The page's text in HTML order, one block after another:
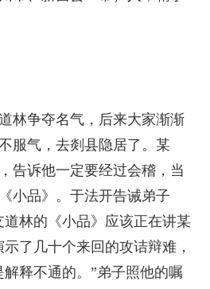
林争夺名气，后来大家渐渐
服气，去剡县隐居了。某
告诉他一定要经过会稽，当
小品》。于法开告诫弟子
林的《小品》应该正在讲某
了几十个来回的攻诘辩难，
释不通的。”弟子照他的嘱